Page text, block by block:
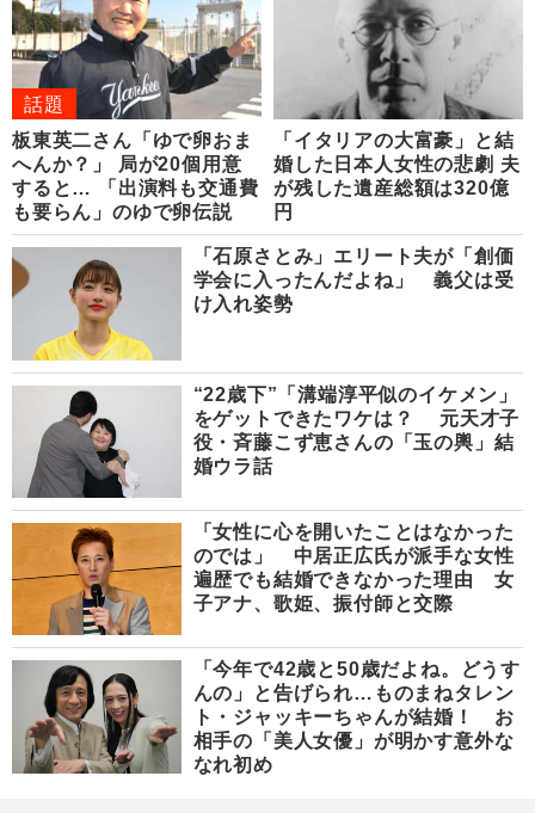
話題
板東英二さん「ゆで卵おま
へんか？」 局が20個用意
すると… 「出演料も交通費
も要らん」のゆで卵伝説
「イタリアの大富豪」と結
婚した日本人女性の悲劇 夫
が残した遺産総額は320億
円
「石原さとみ」エリート夫が「創価
学会に入ったんだよね」 義父は受
け入れ姿勢
“22歳下”「溝端淳平似のイケメン」
をゲットできたワケは？ 元天才子
役・斉藤こず恵さんの「玉の輿」結
婚ウラ話
「女性に心を開いたことはなかった
のでは」 中居正広氏が派手な女性
遍歴でも結婚できなかった理由 女
子アナ、歌姫、振付師と交際
「今年で42歳と50歳だよね。どうす
んの」と告げられ…ものまねタレン
ト・ジャッキーちゃんが結婚！ お
相手の「美人女優」が明かす意外な
なれ初め